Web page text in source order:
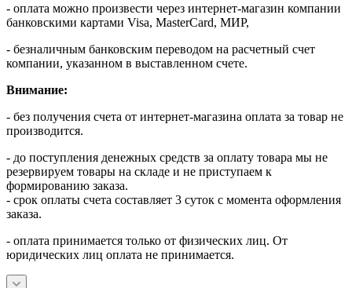
- оплата можно произвести через интернет-магазин компании
банковскими картами Visa, MasterСard, МИР,
- безналичным банковским переводом на расчетный счет
компании, указанном в выставленном счете.
Внимание:
- без получения счета от интернет-магазина оплата за товар не
производится.
- до поступления денежных средств за оплату товара мы не
резервируем товары на складе и не приступаем к
формированию заказа.
- срок оплаты счета составляет 3 суток с момента оформления
заказа.
- оплата принимается только от физических лиц. От
юридических лиц оплата не принимается.